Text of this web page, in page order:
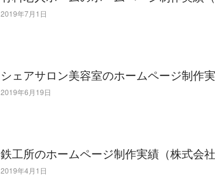
2019年7月1日
シェアサロン美容室のホームページ制作
2019年6月19日
鉄工所のホームページ制作実績（株式会
2019年4月1日